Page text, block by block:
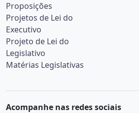
Proposições
Projetos de Lei do
Executivo
Projeto de Lei do
Legislativo
Matérias Legislativas
Acompanhe nas redes sociais